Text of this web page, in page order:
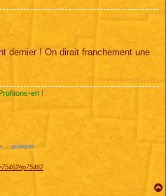
dernier ! On dirait franchement une
en !
quoique...